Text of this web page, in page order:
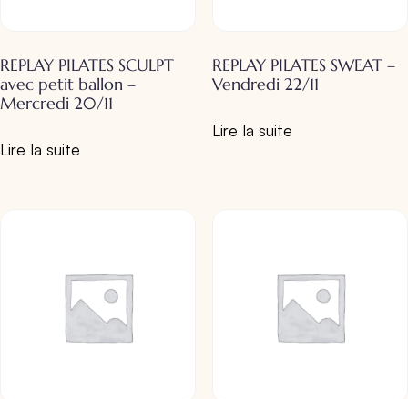
REPLAY PILATES SCULPT
avec petit ballon –
Mercredi 20/11
Lire la suite
REPLAY PILATES SWEAT –
Vendredi 22/11
Lire la suite